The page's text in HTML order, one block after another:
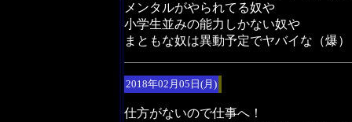
メンタルがやられてる奴や
小学生並みの能力しかない奴や
まともな奴は異動予定でヤバイな（爆）
2018年02月05日(月)
仕方がないので仕事へ！